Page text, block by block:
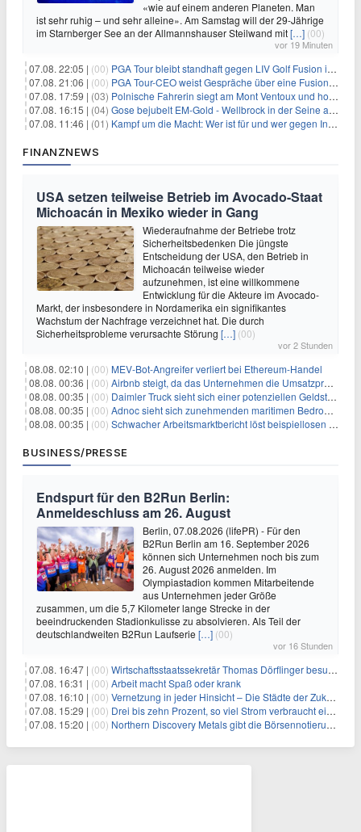
«wie auf einem anderen Planeten. Man
ist sehr ruhig – und sehr alleine». Am Samstag will der 29-Jährige
im Starnberger See an der Allmannshauser Steilwand mit[…] (00)
vor 19 Minuten
07.08. 22:05 | (00) PGA Tour bleibt standhaft gegen LIV Golf Fusion in einem sich wandelnden Sportumfeld
07.08. 21:06 | (00) PGA Tour-CEO weist Gespräche über eine Fusion mit LIV Golf zurück und bekräftigt die Wettbewerbslandschaft
07.08. 17:59 | (03) Polnische Fahrerin siegt am Mont Ventoux und holt Tour-Gelb
07.08. 16:15 | (04) Gose bejubelt EM-Gold - Wellbrock in der Seine ausgebremst
07.08. 11:46 | (01) Kampf um die Macht: Wer ist für und wer gegen Infantino?
FINANZNEWS
USA setzen teilweise Betrieb im Avocado-Staat
Michoacán in Mexiko wieder in Gang
Wiederaufnahme der Betriebe trotz
Sicherheitsbedenken Die jüngste
Entscheidung der USA, den Betrieb in
Michoacán teilweise wieder
aufzunehmen, ist eine willkommene
Entwicklung für die Akteure im Avocado-
Markt, der insbesondere in Nordamerika ein signifikantes
Wachstum der Nachfrage verzeichnet hat. Die durch
Sicherheitsprobleme verursachte Störung […] (00)
vor 2 Stunden
08.08. 02:10 | (00) MEV-Bot-Angreifer verliert bei Ethereum-Handel
08.08. 00:36 | (00) Airbnb steigt, da das Unternehmen die Umsatzprognose anhebt und starkes Wachstum signalisiert
08.08. 00:35 | (00) Daimler Truck sieht sich einer potenziellen Geldstrafe von 1 Milliarde Euro aufgrund von EU-Emissionsvorschriften gegenüber
08.08. 00:35 | (00) Adnoc sieht sich zunehmenden maritimen Bedrohungen angesichts regionaler Spannungen gegenüber
08.08. 00:35 | (00) Schwacher Arbeitsmarktbericht löst beispiellosen Börsenanstieg aus
BUSINESS/PRESSE
Endspurt für den B2Run Berlin:
Anmeldeschluss am 26. August
Berlin, 07.08.2026 (lifePR) - Für den
B2Run Berlin am 16. September 2026
können sich Unternehmen noch bis zum
26. August 2026 anmelden. Im
Olympiastadion kommen Mitarbeitende
aus Unternehmen jeder Größe
zusammen, um die 5,7 Kilometer lange Strecke in der
beeindruckenden Stadionkulisse zu absolvieren. Als Teil der
deutschlandweiten B2Run Laufserie […] (00)
vor 16 Stunden
07.08. 16:47 | (00) Wirtschaftsstaatssekretär Thomas Dörflinger besucht Handwerksbetrieb im Kammerbezirk Freiburg
07.08. 16:31 | (00) Arbeit macht Spaß oder krank
07.08. 16:10 | (00) Vernetzung in jeder Hinsicht – Die Städte der Zukunft sind grün-blau
07.08. 15:29 | (00) Drei bis zehn Prozent, so viel Strom verbraucht ein Aufzug im Gebäude
07.08. 15:20 | (00) Northern Discovery Metals gibt die Börsennotierung an der Frankfurter Wertpapierbörse bekannt